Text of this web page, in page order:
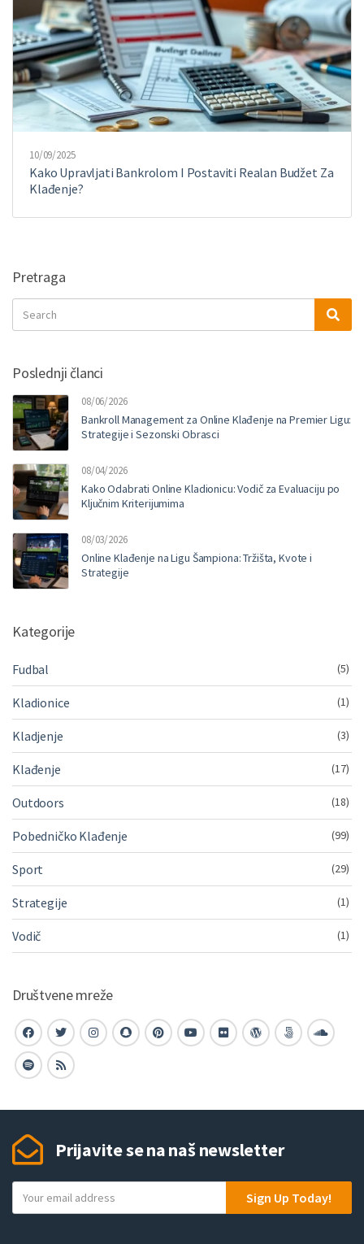
10/09/2025
Kako Upravljati Bankrolom I Postaviti Realan Budžet Za
Klađenje?
Pretraga
for:
Poslednji članci
08/06/2026
Bankroll Management za Online Klađenje na Premier Ligu:
Strategije i Sezonski Obrasci
08/04/2026
Kako Odabrati Online Kladionicu: Vodič za Evaluaciju po
Ključnim Kriterijumima
08/03/2026
Online Klađenje na Ligu Šampiona: Tržišta, Kvote i
Strategije
Kategorije
Fudbal (5)
Kladionice (1)
Kladjenje (3)
Klađenje (17)
Outdoors (18)
Pobedničko Klađenje (99)
Sport (29)
Strategije (1)
Vodič (1)
Društvene mreže
Prijavite se na naš newsletter
o
Sign Up Today!